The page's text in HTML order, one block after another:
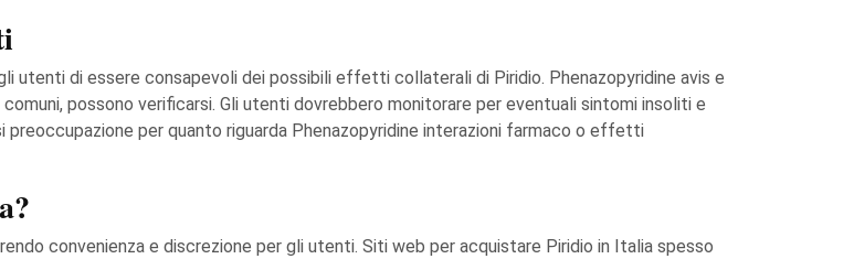
di essere consapevoli dei possibili effetti collaterali di Piridio. Phenazopyridine avis e
possono verificarsi. Gli utenti dovrebbero monitorare per eventuali sintomi insoliti e
per quanto riguarda Phenazopyridine interazioni farmaco o effetti
convenienza e discrezione per gli utenti. Siti web per acquistare Piridio in Italia spesso